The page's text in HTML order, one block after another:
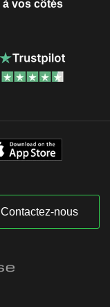
à vos côtés
Contactez-nous